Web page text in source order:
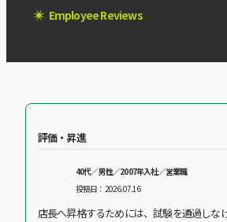
Employee Reviews
評価・昇進
40代／男性／2007年入社／営業職
投稿日：2026.07.16
店長へ昇格するためには、試験を通過しな